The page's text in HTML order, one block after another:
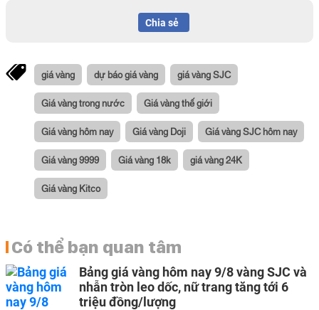
Chia sẻ
giá vàng dự báo giá vàng giá vàng SJC
Giá vàng trong nước Giá vàng thế giới
Giá vàng hôm nay Giá vàng Doji Giá vàng SJC hôm nay
Giá vàng 9999 Giá vàng 18k giá vàng 24K
Giá vàng Kitco
Có thể bạn quan tâm
Bảng giá vàng hôm nay 9/8 vàng SJC và
nhẫn tròn leo dốc, nữ trang tăng tới 6
triệu đồng/lượng